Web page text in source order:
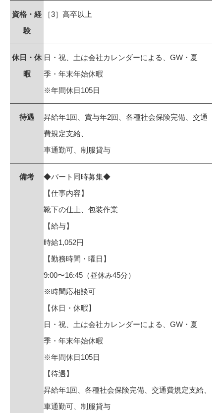
資格・経
験
［3］高卒以上
休日・休
暇
日・祝、土は会社カレンダーによる、GW・夏
季・年末年始休暇
※年間休日105日
待遇
昇給年1回、賞与年2回、各種社会保険完備、交通
費規定支給、
車通勤可、制服貸与
備考
◆パート同時募集◆
【仕事内容】
靴下の仕上、包装作業
【給与】
時給1,052円
【勤務時間・曜日】
9:00〜16:45（昼休み45分）
※時間応相談可
【休日・休暇】
日・祝、土は会社カレンダーによる、GW・夏
季・年末年始休暇
※年間休日105日
【待遇】
昇給年1回、各種社会保険完備、交通費規定支給、
車通勤可、制服貸与